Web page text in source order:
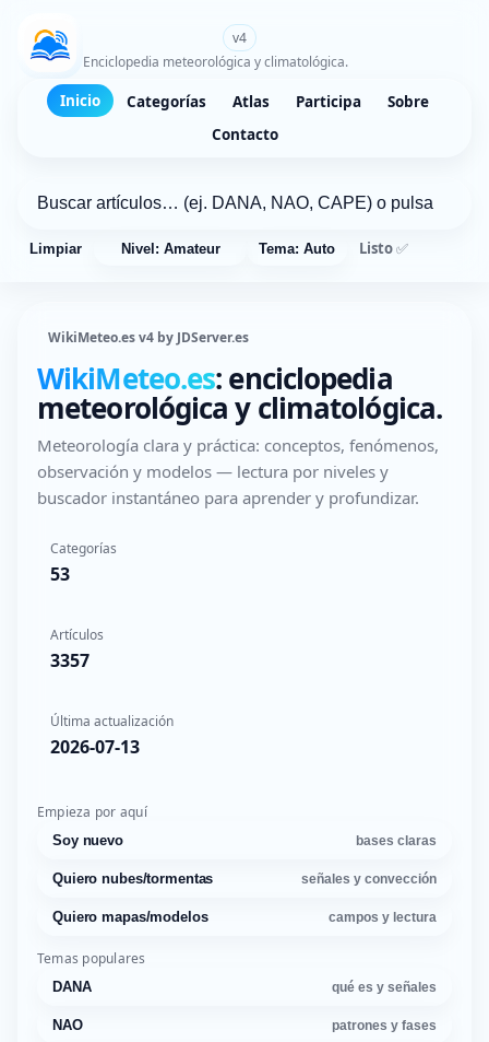
v4
Enciclopedia meteorológica y climatológica.
Inicio Categorías Atlas Participa
Sobre
Contacto
Limpiar Nivel: Amateur Tema: Auto Listo ✅
WikiMeteo.es v4 by JDServer.es
WikiMeteo.es: enciclopedia
meteorológica y climatológica.
Meteorología clara y práctica: conceptos, fenómenos,
observación y modelos — lectura por niveles y
buscador instantáneo para aprender y profundizar.
Categorías
53
Artículos
3357
Última actualización
2026-07-13
Empieza por aquí
Soy nuevo bases claras
Quiero nubes/tormentas señales y convección
Quiero mapas/modelos campos y lectura
Temas populares
DANA qué es y señales
NAO patrones y fases